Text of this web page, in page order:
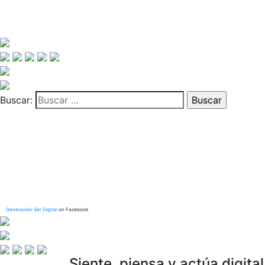
Buscar:
Generación Ser Digital on Facebook